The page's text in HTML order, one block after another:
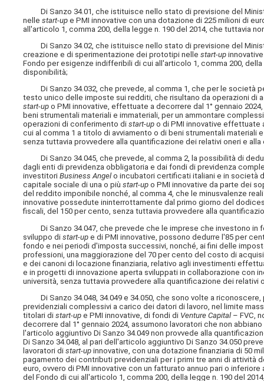
Di Sanzo 34.01, che istituisce nello stato di previsione del
nellestart-up e PMI innovative con una dotazione di 225 milioni di
all'articolo 1, comma 200, della legge n. 190 del 2014, che tuttavia
Di Sanzo 34.02, che istituisce nello stato di previsione del
creazione e di sperimentazione dei prototipi nellestart-up
Fondo per esigenze indifferibili di cui all'articolo 1, comma 200,
disponibilità;
Di Sanzo 34.032, che prevede, al comma 1, che per le società
testo unico delle imposte sui redditi, che risultano da operazioni di
start-up o PMI innovative, effettuate a decorrere dal 1° gennaio
beni strumentali materiali e immateriali, per un ammontare
operazioni di conferimento distart-up o di PMI innovative effettuate
cui al comma 1 a titolo di avviamento o di beni strumentali materiali
senza tuttavia provvedere alla quantificazione dei relativi oneri e
Di Sanzo 34.045, che prevede, al comma 2, la possibilità di
dagli enti di previdenza obbligatoria e dai fondi di previdenza
investitoriBusiness Angel o incubatori certificati italiani e in società
capitale sociale di una o piùstart-up o PMI innovative da parte dei
del reddito imponibile nonché, al comma 4, che le minusvalenze
innovative possedute ininterrottamente dal primo giorno del
fiscali, del 150 per cento, senza tuttavia provvedere alla
Di Sanzo 34.047, che prevede che le imprese che investono in
sviluppo distart-up e di PMI innovative, possono dedurre l'85 per
fondo e nei periodi d'imposta successivi, nonché, ai fini delle
professioni, una maggiorazione del 70 per cento del costo di
e dei canoni di locazione finanziaria, relativo agli investimenti
e in progetti di innovazione aperta sviluppati in collaborazione
università, senza tuttavia provvedere alla quantificazione dei
Di Sanzo 34.048, 34.049 e 34.050, che sono volte a
previdenziali complessivi a carico dei datori di lavoro, nel limite
titolari distart-up e PMI innovative, di fondi di Venture Capital – FVC,
decorrere dal 1° gennaio 2024, assumono lavoratori che non
l'articolo aggiuntivo Di Sanzo 34.049 non provvede alla
Di Sanzo 34.048, al pari dell'articolo aggiuntivo Di Sanzo 34.050
lavoratori distart-up innovative, con una dotazione finanziaria di 50
pagamento dei contributi previdenziali per i primi tre anni di attività
euro, ovvero di PMI innovative con un fatturato annuo pari o
del Fondo di cui all'articolo 1, comma 200, della legge n. 190 del